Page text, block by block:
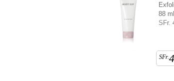
88
SFr.
SFr.